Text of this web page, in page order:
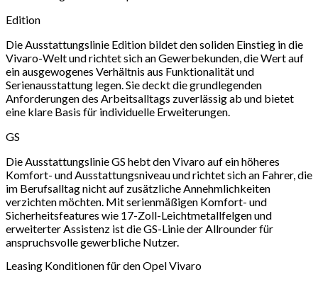
Edition
Die Ausstattungslinie Edition bildet den soliden Einstieg in die
Vivaro-Welt und richtet sich an Gewerbekunden, die Wert auf
ein ausgewogenes Verhältnis aus Funktionalität und
Serienausstattung legen. Sie deckt die grundlegenden
Anforderungen des Arbeitsalltags zuverlässig ab und bietet
eine klare Basis für individuelle Erweiterungen.
GS
Die Ausstattungslinie GS hebt den Vivaro auf ein höheres
Komfort- und Ausstattungsniveau und richtet sich an Fahrer, die
im Berufsalltag nicht auf zusätzliche Annehmlichkeiten
verzichten möchten. Mit serienmäßigen Komfort- und
Sicherheitsfeatures wie 17-Zoll-Leichtmetallfelgen und
erweiterter Assistenz ist die GS-Linie der Allrounder für
anspruchsvolle gewerbliche Nutzer.
Leasing Konditionen für den Opel Vivaro